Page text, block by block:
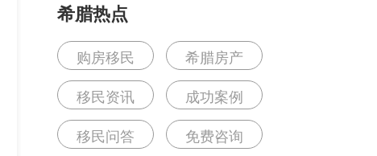
希腊热点
购房移民
希腊房产
移民资讯
成功案例
移民问答
免费咨询